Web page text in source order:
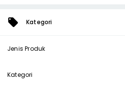
Kategori
Jenis Produk
Kategori